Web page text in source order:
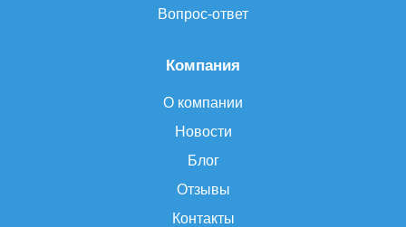
Компания
О компании
Новости
Блог
Отзывы
Контакты
Вопрос-ответ